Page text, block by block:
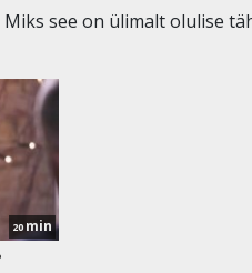
see on ülimalt olulise
20 min